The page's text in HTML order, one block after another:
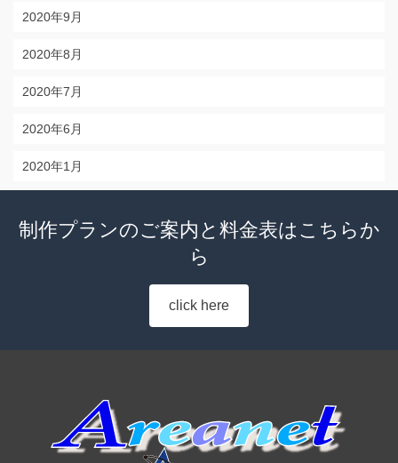
2020年9月
2020年8月
2020年7月
2020年6月
2020年1月
制作プランのご案内と料金表はこちらか
ら
click here